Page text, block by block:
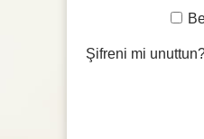
Şifreni mi